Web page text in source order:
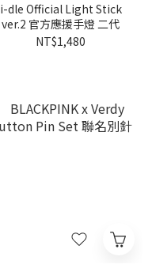
i-dle Official Light Stick
ver.2 官方應援手燈 二代
NT$1,480